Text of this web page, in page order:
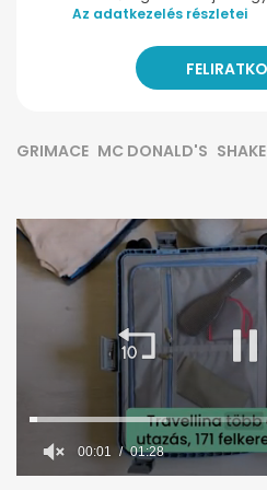
Az adatkezelés részletei
GRIMACE MC DONALD'S SHAKE
00:02 01:28